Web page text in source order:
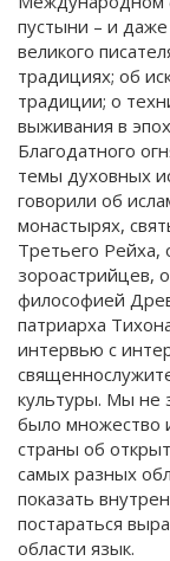
пустыни – и
великого
традициях; об
традиции; о
выживания в
Благодатного
темы духовных
говорили об
монастырях,
Третьего Рейха,
зороастрийцев,
философией
патриарха
интервью с
культуры. Мы не
было множество
страны об
самых разных
показать
постараться
области язык.